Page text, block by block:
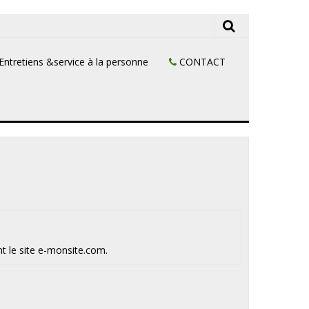
Entretiens &service à la personne CONTACT
le site e-monsite.com.